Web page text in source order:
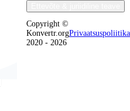
Copyright ©
Konvertr.org
2020 - 2026
Privaatsuspoliitika